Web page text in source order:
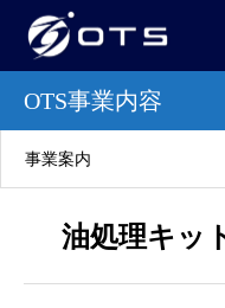
OTS事業内容
事業案内
油処理キッ